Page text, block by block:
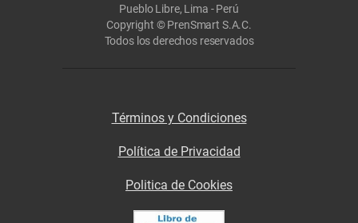
Pueblo Libre, Lima - Perú
Copyright © PrenSmart S.A.C.
Todos los derechos reservados
Términos y Condiciones
Política de Privacidad
Politica de Cookies